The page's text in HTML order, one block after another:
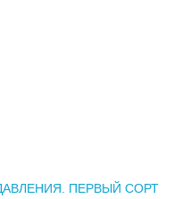
ПЕРВЫЙ СОРТ